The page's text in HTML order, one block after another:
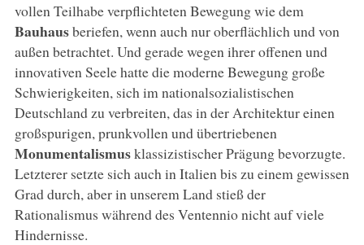
vollen Teilhabe verpflichteten Bewegung wie dem
Bauhausberiefen, wenn auch nur oberflächlich und von
außen betrachtet. Und gerade wegen ihrer offenen und
innovativen Seele hatte die moderne Bewegung große
Schwierigkeiten, sich im nationalsozialistischen
Deutschland zu verbreiten, das in der Architektur einen
großspurigen, prunkvollen und übertriebenen
Monumentalismusklassizistischer Prägung bevorzugte.
Letzterer setzte sich auch in Italien bis zu einem gewissen
Grad durch, aber in unserem Land stieß der
Rationalismus während des Ventennio nicht auf viele
Hindernisse.